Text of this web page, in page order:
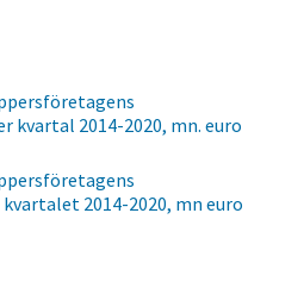
kvartal 2014-2020, mn. euro
2014-2020, mn euro